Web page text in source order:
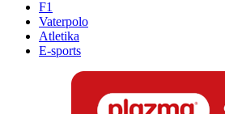
F1
Vaterpolo
Atletika
E-sports